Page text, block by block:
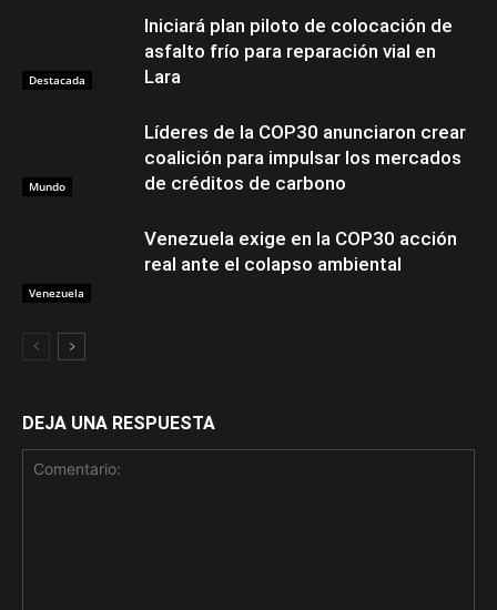
Destacada
Iniciará plan piloto de colocación de
asfalto frío para reparación vial en
Lara
Mundo
Líderes de la COP30 anunciaron crear
coalición para impulsar los mercados
de créditos de carbono
Venezuela
Venezuela exige en la COP30 acción
real ante el colapso ambiental
DEJA UNA RESPUESTA